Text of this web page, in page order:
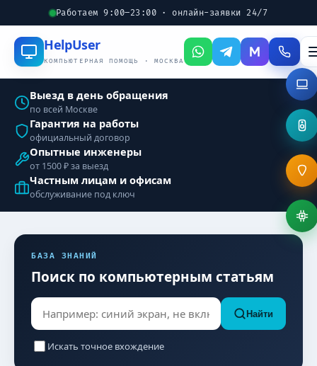
Работаем 9:00–23:00 · онлайн-заявки 24/7
HelpUser
КОМПЬЮТЕРНАЯ ПОМОЩЬ · МОСКВА
Выезд в день обращения
по всей Москве
Гарантия на работы
официальный договор
Опытные инженеры
от 1500 ₽ за выезд
Частным лицам и офисам
обслуживание под ключ
БАЗА ЗНАНИЙ
Поиск по компьютерным статьям
Найти
Искать точное вхождение